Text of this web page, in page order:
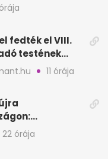
sirályok közt
fedték el VIII.
testének
11 órája
a Viasat Film
22 órája